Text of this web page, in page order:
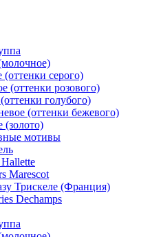
(оттенки серого)
(оттенки розового)
голубого)
(оттенки бежевого)
(золото)
мотивы
Marescot
Трискеле (Франция)
Dechamps